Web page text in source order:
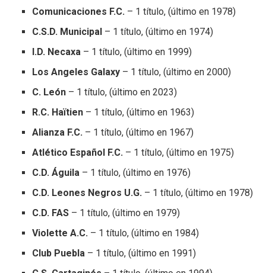
Comunicaciones F.C. – 1 título, (último en 1978)
C.S.D. Municipal – 1 título, (último en 1974)
I.D. Necaxa – 1 título, (último en 1999)
Los Angeles Galaxy – 1 título, (último en 2000)
C. León – 1 título, (último en 2023)
R.C. Haïtien – 1 título, (último en 1963)
Alianza F.C. – 1 título, (último en 1967)
Atlético Español F.C. – 1 título, (último en 1975)
C.D. Águila – 1 título, (último en 1976)
C.D. Leones Negros U.G. – 1 título, (último en 1978)
C.D. FAS – 1 título, (último en 1979)
Violette A.C. – 1 título, (último en 1984)
Club Puebla – 1 título, (último en 1991)